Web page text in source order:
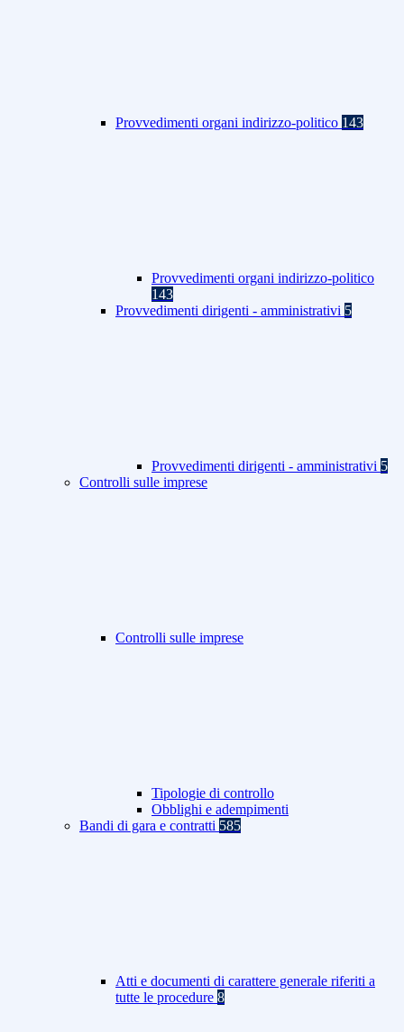
Provvedimenti organi indirizzo-politico 143
Provvedimenti organi indirizzo-politico
143
Provvedimenti dirigenti - amministrativi 5
Provvedimenti dirigenti - amministrativi 5
Controlli sulle imprese
Controlli sulle imprese
Tipologie di controllo
Obblighi e adempimenti
Bandi di gara e contratti 585
Atti e documenti di carattere generale riferiti a
tutte le procedure 8